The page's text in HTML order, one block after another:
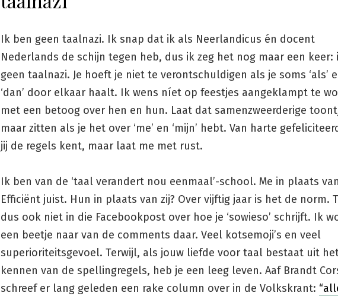
Ik ben geen taalnazi. Ik snap dat ik als Neerlandicus én docent
Nederlands de schijn tegen heb, dus ik zeg het nog maar een keer:
geen taalnazi. Je hoeft je niet te verontschuldigen als je soms ‘als’
‘dan’ door elkaar haalt. Ik wens níet op feestjes aangeklampt te
met een betoog over hen en hun. Laat dat samenzweerderige
maar zitten als je het over ‘me’ en ‘mijn’ hebt. Van harte
jij de regels kent, maar laat me met rust.
Ik ben van de ‘taal verandert nou eenmaal’-school. Me in plaats
Efficiënt juist. Hun in plaats van zij? Over vijftig jaar is het de norm.
dus ook niet in die Facebookpost over hoe je ‘sowieso’ schrijft. Ik
een beetje naar van de comments daar. Veel kotsemoji’s en veel
superioriteitsgevoel. Terwijl, als jouw liefde voor taal bestaat uit
kennen van de spellingregels, heb je een leeg leven. Aaf Brandt
schreef er lang geleden een rake column over in de Volkskrant: